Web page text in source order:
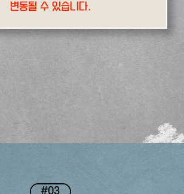
변동될 수 있습니다.
#03